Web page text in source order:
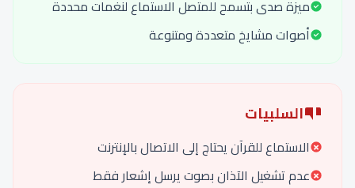
ميزة صدى بتسمح للمتصل الاستماع لنغمات محددة
أصوات مشايخ متعددة ومتنوعة
السلبيات
الاستماع للقرآن يحتاج إلى الاتصال بالإنترنت
عدم تشغيل الآذان بصوت يرسل إشعار فقط